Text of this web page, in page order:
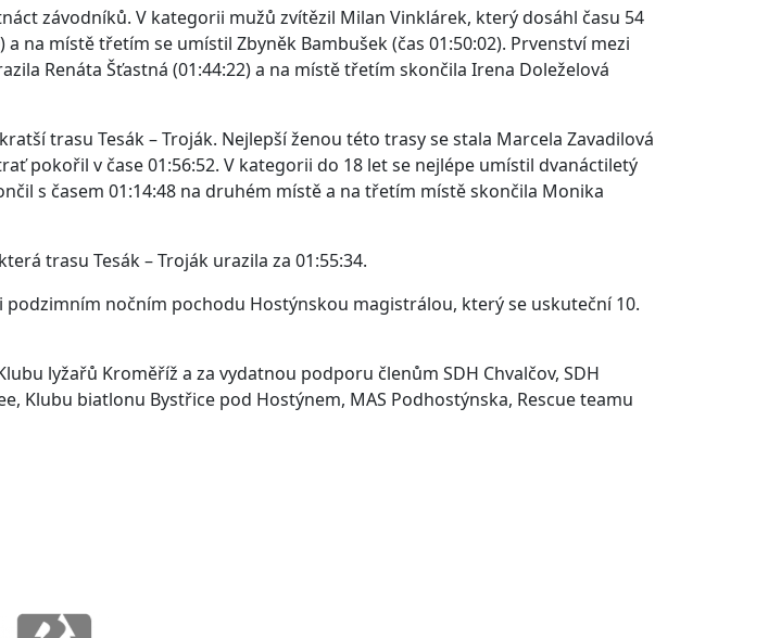
závodníků. V kategorii mužů zvítězil Milan Vinklárek, který dosáhl času 54
na místě třetím se umístil Zbyněk Bambušek (čas 01:50:02). Prvenství mezi
Renáta Šťastná (01:44:22) a na místě třetím skončila Irena Doleželová
trasu Tesák – Troják. Nejlepší ženou této trasy se stala Marcela Zavadilová
pokořil v čase 01:56:52. V kategorii do 18 let se nejlépe umístil dvanáctiletý
s časem 01:14:48 na druhém místě a na třetím místě skončila Monika
trasu Tesák – Troják urazila za 01:55:34.
nočním pochodu Hostýnskou magistrálou, který se uskuteční 10.
lyžařů Kroměříž a za vydatnou podporu členům SDH Chvalčov, SDH
Klubu biatlonu Bystřice pod Hostýnem, MAS Podhostýnska, Rescue teamu